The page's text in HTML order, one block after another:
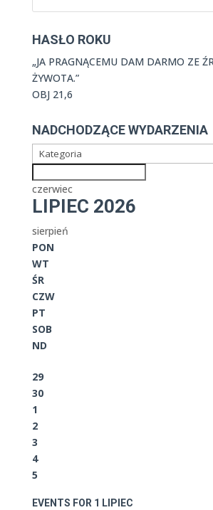
HASŁO ROKU
„JA PRAGNĄCEMU DAM DARMO ZE
ŻYWOTA.”
OBJ 21,6
NADCHODZĄCE WYDARZENIA
czerwiec
LIPIEC 2026
sierpień
PON
WT
ŚR
CZW
PT
SOB
ND
29
30
1
2
3
4
5
EVENTS FOR 1 LIPIEC